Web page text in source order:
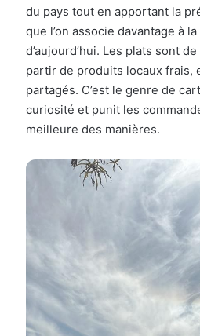
du pays tout en apportant la
que l’on associe davantage à
d’aujourd’hui. Les plats sont
partir de produits locaux frais,
partagés. C’est le genre de
curiosité et punit les
meilleure des manières.